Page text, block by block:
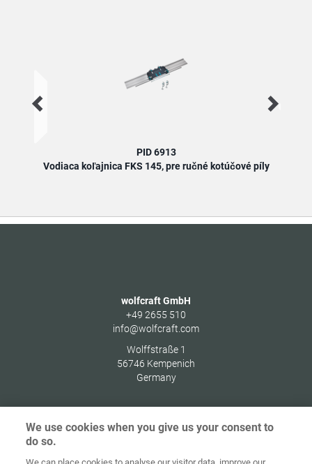
PID 6913
Vodiaca koľajnica FKS 145, pre ručné kotúčové píly
wolfcraft GmbH
+49 2655 510
info@wolfcraft.com
Wolffstraße 1
56746 Kempenich
Germany
We use cookies when you give us your consent to
do so.